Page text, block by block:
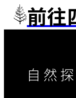
前往
自然